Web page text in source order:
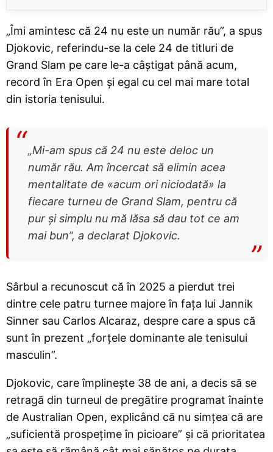
„Îmi amintesc că 24 nu este un număr rău”, a spus
Djokovic, referindu-se la cele 24 de titluri de
Grand Slam pe care le-a câștigat până acum,
record în Era Open și egal cu cel mai mare total
din istoria tenisului.
„Mi-am spus că 24 nu este deloc un
număr rău. Am încercat să elimin acea
mentalitate de «acum ori niciodată» la
fiecare turneu de Grand Slam, pentru că
pur și simplu nu mă lăsa să dau tot ce am
mai bun”, a declarat Djokovic.
Sârbul a recunoscut că în 2025 a pierdut trei
dintre cele patru turnee majore în fața lui Jannik
Sinner sau Carlos Alcaraz, despre care a spus că
sunt în prezent „forțele dominante ale tenisului
masculin”.
Djokovic, care împlinește 38 de ani, a decis să se
retragă din turneul de pregătire programat înainte
de Australian Open, explicând că nu simțea că are
„suficientă prospețime în picioare” și că prioritatea